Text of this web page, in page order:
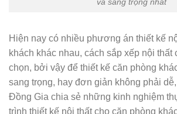
và sang trọng nhất
Hiện nay có nhiều phương án thiết kế
khách khác nhau, cách sắp xếp nội thất
chọn, bởi vậy để thiết kế căn phòng
sang trọng, hay đơn giản không phải
Đồng Gia chia sẻ những kinh nghiệm
trình thiết kế nội thất cho căn phòng